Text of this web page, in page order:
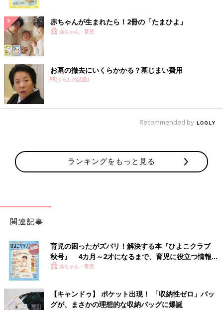
赤ちゃんが生まれたら！2冊の「たまひよ」
赤ちゃん・育児
お墓の撤去にいくらかかる？墓じまい費用
PR(くらしの話題)
Recommended by
ランキングをもっと見る
関連記事
育児の困ったがズバリ！解決する本『ひよこクラブ
秋号』 4カ月～2才になるまで、育児に役立つ情報が
いっぱい！
赤ちゃん・育児
【キャンドゥ】 ポケット出現！ 「収納性ゼロ」バッ
グが、まさかの理想的な収納バッグに爆誕